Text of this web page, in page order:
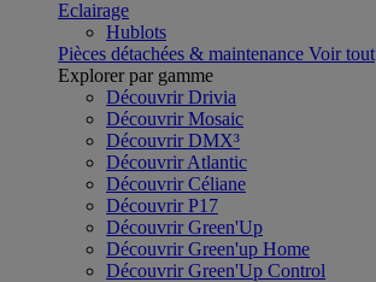
Eclairage
Hublots
Pièces détachées & maintenance Voir tout
Explorer par gamme
Découvrir Drivia
Découvrir Mosaic
Découvrir DMX³
Découvrir Atlantic
Découvrir Céliane
Découvrir P17
Découvrir Green'Up
Découvrir Green'up Home
Découvrir Green'Up Control